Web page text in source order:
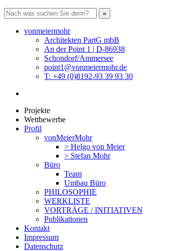
vonmeiermohr
Architekten PartG mbB
An der Point 1 | D-86938
Schondorf/Ammersee
point1@vonmeiermohr.de
T: +49 (0)8192-93 39 93 30
Projekte
Wettbewerbe
Profil
vonMeierMohr
> Helgo von Meier
> Stefan Mohr
Büro
Team
Umbau Büro
PHILOSOPHIE
WERKLISTE
VORTRÄGE / INITIATIVEN
Publikationen
Kontakt
Impressum
Datenschutz